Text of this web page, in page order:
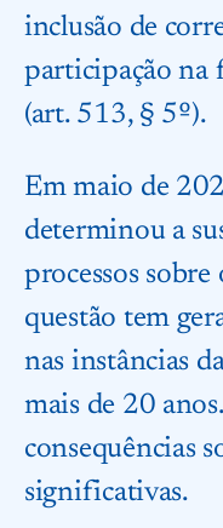
inclusão de
participação na
(art. 513, § 5º).
Em maio de
determinou a
processos sobre
questão tem
nas instâncias
mais de 20
consequências
significativas.